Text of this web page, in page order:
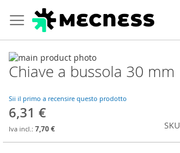
Vai
alla
fine
galleria
di
immagini
Vai
all'inizio
galleria
di
immagini
Chiave a bussola 30 mm
Sii il primo a recensire questo prodotto
6,31 €
7,70 €
SKU